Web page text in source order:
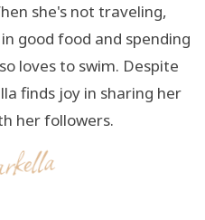
she's not traveling,
good food and spending
loves to swim. Despite
finds joy in sharing her
her followers.